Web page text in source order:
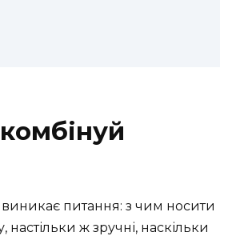
виникає питання: з чим носити
ж зручні, наскільки